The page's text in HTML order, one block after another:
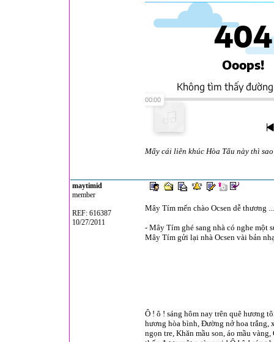
Mấy cái liên khúc Hòa Tấu này thì
maytimid
member
REF: 616387
10/27/2011
Mây Tím mến chào Ocsen dễ thương ...
- Mây Tím ghé sang nhà có nghe một
Mây Tím gửi lại nhà Ocsen vài bản
Ô ! ô ! sáng hôm nay trên quê hương
hương hòa bình, Đường nở hoa trắng,
ngọn tre, Khăn mầu son, áo mầu